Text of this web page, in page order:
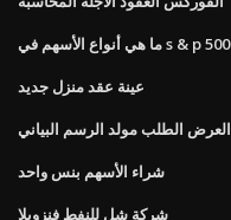
ما هي أنواع الأسهم في s & p 500
عينة عقد منزل جديد
العرض الطلب مولد الرسم البياني
شراء الأسهم بنس واحد
شركة شل للنفط فنزويلا